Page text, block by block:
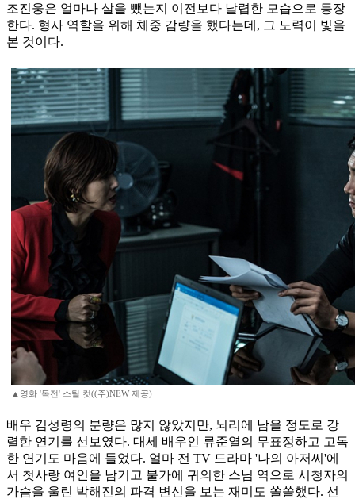
조진웅은 얼마나 살을 뺐는지 이전보다 날렵한 모습으로 등장
한다. 형사 역할을 위해 체중 감량을 했다는데, 그 노력이 빛을
본 것이다.
▲영화 '독전' 스틸 컷((주)NEW 제공)
배우 김성령의 분량은 많지 않았지만, 뇌리에 남을 정도로 강
렬한 연기를 선보였다. 대세 배우인 류준열의 무표정하고 고독
한 연기도 마음에 들었다. 얼마 전 TV 드라마 '나의 아저씨'에
서 첫사랑 여인을 남기고 불가에 귀의한 스님 역으로 시청자의
가슴을 울린 박해진의 파격 변신을 보는 재미도 쏠쏠했다. 선